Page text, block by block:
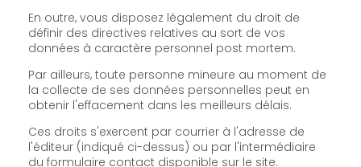
En outre, vous disposez légalement du droit de
définir des directives relatives au sort de vos
données à caractère personnel post mortem.
Par ailleurs, toute personne mineure au moment de
la collecte de ses données personnelles peut en
obtenir l'effacement dans les meilleurs délais.
Ces droits s'exercent par courrier à l'adresse de
l'éditeur (indiqué ci-dessus) ou par l'intermédiaire
du formulaire contact disponible sur le site.